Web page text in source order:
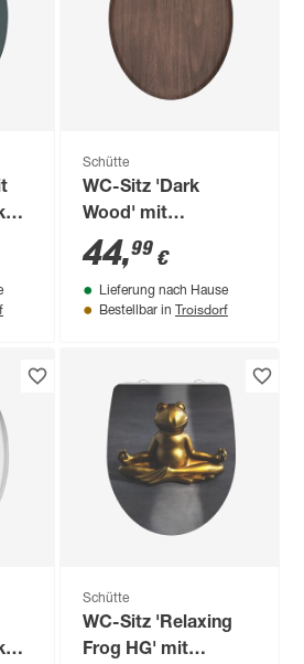
Schütte
WC-Sitz 'Dark
Wood' mit
Absenkautomatik
dunkelbraun
Holzkern
44,99 €
Lieferung nach Hause
Bestellbar in Troisdorf
Schütte
WC-Sitz 'Relaxing
Frog HG' mit